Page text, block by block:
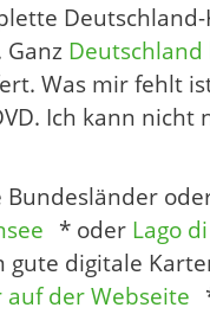
Ganz Deutschland
Was mir fehlt
Ich kann nicht
* oder Lago
gute digitale
auf der Webseite